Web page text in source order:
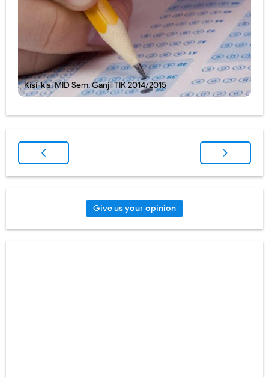
Kisi-kisi MID Sem. Ganjil TIK 2014/2015
Give us your opinion